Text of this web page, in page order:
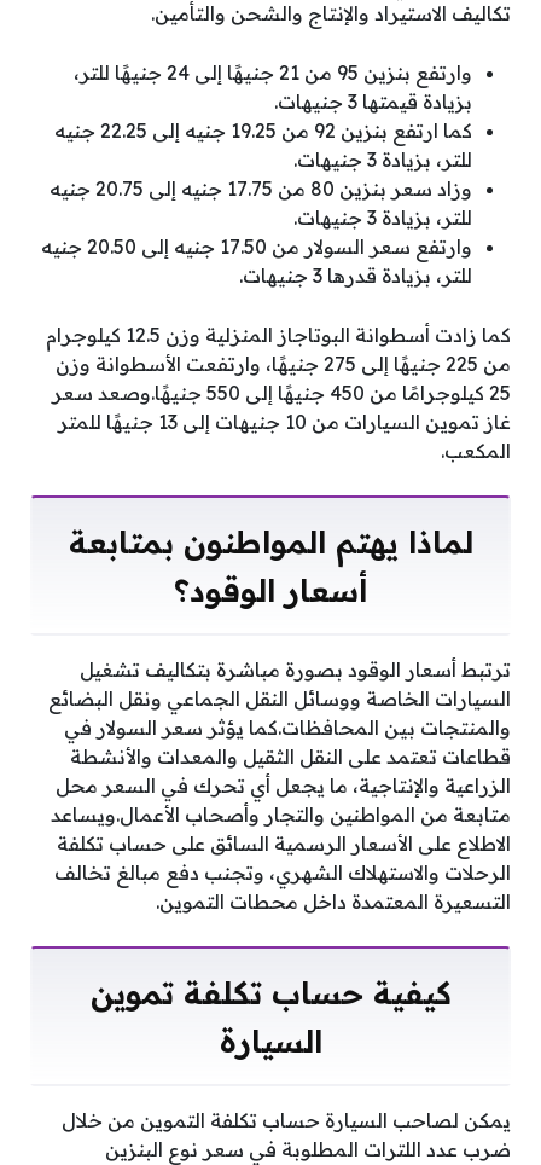
تكاليف الاستيراد والإنتاج والشحن والتأمين.
وارتفع بنزين 95 من 21 جنيهًا إلى 24 جنيهًا للتر،
بزيادة قيمتها 3 جنيهات.
كما ارتفع بنزين 92 من 19.25 جنيه إلى 22.25 جنيه
للتر، بزيادة 3 جنيهات.
وزاد سعر بنزين 80 من 17.75 جنيه إلى 20.75 جنيه
للتر، بزيادة 3 جنيهات.
وارتفع سعر السولار من 17.50 جنيه إلى 20.50 جنيه
للتر، بزيادة قدرها 3 جنيهات.
كما زادت أسطوانة البوتاجاز المنزلية وزن 12.5 كيلوجرام
من 225 جنيهًا إلى 275 جنيهًا، وارتفعت الأسطوانة وزن
25 كيلوجرامًا من 450 جنيهًا إلى 550 جنيهًا.وصعد سعر
غاز تموين السيارات من 10 جنيهات إلى 13 جنيهًا للمتر
المكعب.
لماذا يهتم المواطنون بمتابعة
أسعار الوقود؟
ترتبط أسعار الوقود بصورة مباشرة بتكاليف تشغيل
السيارات الخاصة ووسائل النقل الجماعي ونقل البضائع
والمنتجات بين المحافظات.كما يؤثر سعر السولار في
قطاعات تعتمد على النقل الثقيل والمعدات والأنشطة
الزراعية والإنتاجية، ما يجعل أي تحرك في السعر محل
متابعة من المواطنين والتجار وأصحاب الأعمال.ويساعد
الاطلاع على الأسعار الرسمية السائق على حساب تكلفة
الرحلات والاستهلاك الشهري، وتجنب دفع مبالغ تخالف
التسعيرة المعتمدة داخل محطات التموين.
كيفية حساب تكلفة تموين
السيارة
يمكن لصاحب السيارة حساب تكلفة التموين من خلال
ضرب عدد اللترات المطلوبة في سعر نوع البنزين